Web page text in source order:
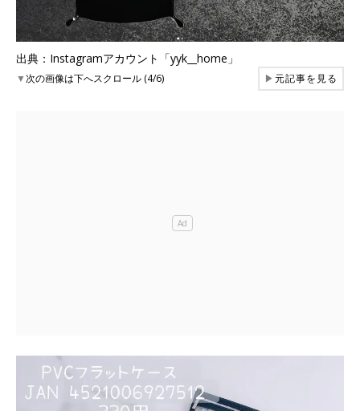
出典：Instagramアカウント「yyk__home」
▼次の画像は下へスクロール (4/6) ▶元記事を見る